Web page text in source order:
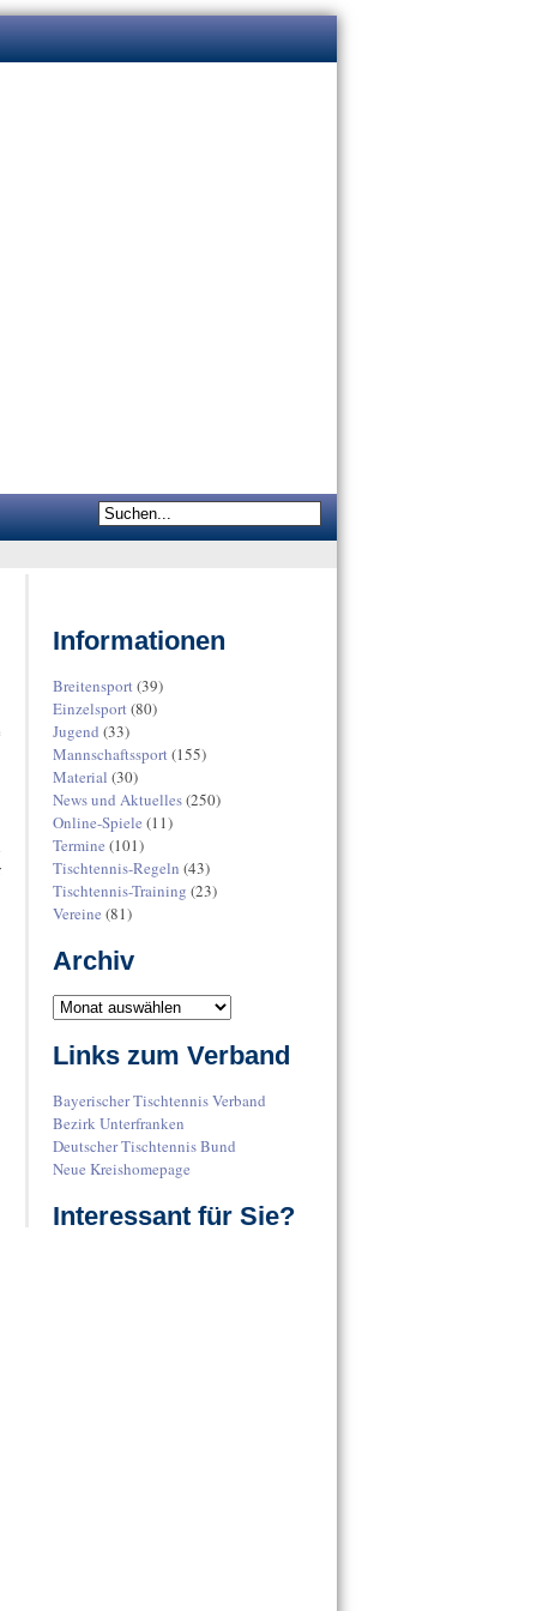
Informationen
Breitensport(39)
Einzelsport(80)
Jugend (33)
Mannschaftssport(155)
Material (30)
News und Aktuelles(250)
Online-Spiele (11)
Termine (101)
Tischtennis-Regeln (43)
Tischtennis-Training (23)
Vereine (81)
Archiv
Links zum Verband
Bayerischer Tischtennis Verband
Bezirk Unterfranken
Deutscher Tischtennis Bund
Neue Kreishomepage
Interessant für Sie?